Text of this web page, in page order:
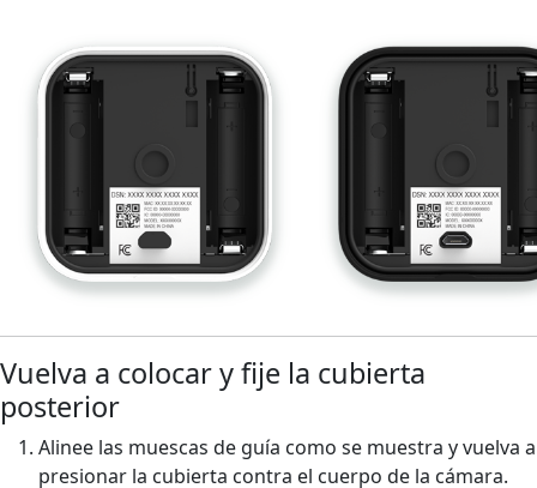
Vuelva a colocar y fije la cubierta
posterior
Alinee las muescas de guía como se muestra y vuelva a
presionar la cubierta contra el cuerpo de la cámara.